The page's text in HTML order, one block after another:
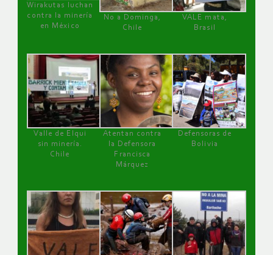
Wirakutas luchan
contra la minería
en México
No a Dominga,
Chile
VALE mata,
Brasil
Valle de Elqui
sin minería.
Chile
Atentan contra
la Defensora
Francisca
Márquez
Defensoras de
Bolivia